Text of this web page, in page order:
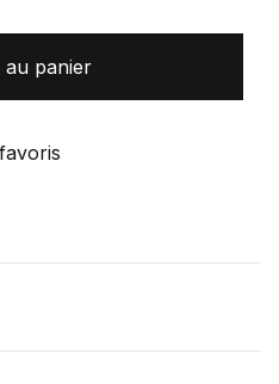
au panier